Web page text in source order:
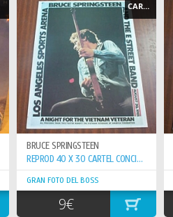
CARTEL - POSTER
BRUCE SPRINGSTEEN
REPROD 40 X 30 CARTEL CONCIERTO 20-8-81 VETERAN VIETNAN
GRAN FOTO DEL BOSS
9€